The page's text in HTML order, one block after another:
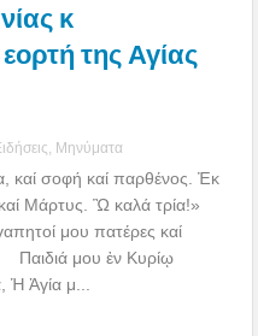
κ
της Αγίας
Μηνύματα
καί σοφή καί παρθένος. Ἐκ
Μάρτυς. Ὢ καλά τρία!»
μου πατέρες καί
μου ἐν Κυρίῳ
Ἡ Ἁγία μ...